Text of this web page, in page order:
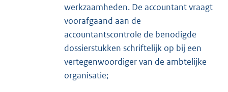
werkzaamheden. De accountant vraagt
voorafgaand aan de
accountantscontrole de benodigde
dossierstukken schriftelijk op bij een
vertegenwoordiger van de ambtelijke
organisatie;